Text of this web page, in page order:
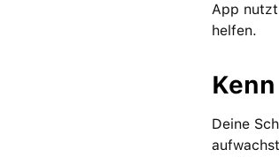
App
helfen.
Deine